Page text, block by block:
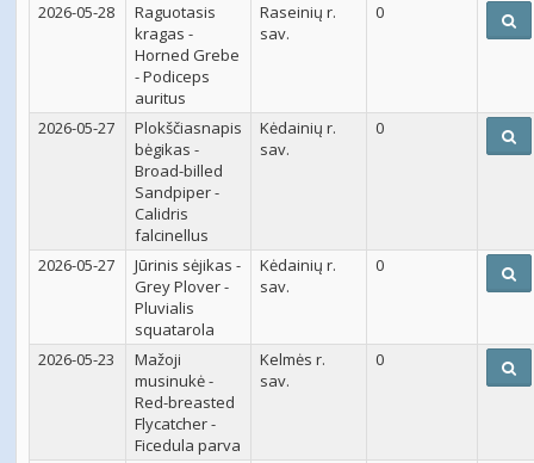
2026-05-28
Raguotasis
kragas -
Horned Grebe
- Podiceps
auritus
Raseinių r.
sav.
0
2026-05-27
Plokščiasnapis
bėgikas -
Broad-billed
Sandpiper -
Calidris
falcinellus
Kėdainių r.
sav.
0
2026-05-27
Jūrinis sėjikas -
Grey Plover -
Pluvialis
squatarola
Kėdainių r.
sav.
0
2026-05-23
Mažoji
musinukė -
Red-breasted
Flycatcher -
Ficedula parva
Kelmės r.
sav.
0